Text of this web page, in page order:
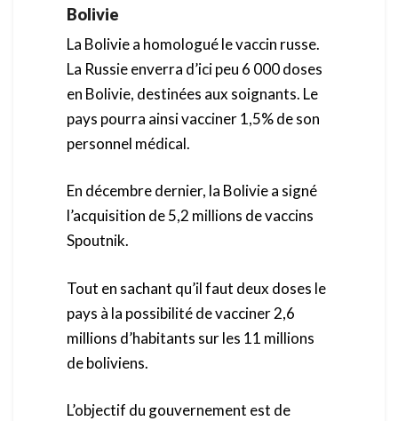
Bolivie
La Bolivie a homologué le vaccin russe.
La Russie enverra d’ici peu 6 000 doses
en Bolivie, destinées aux soignants. Le
pays pourra ainsi vacciner 1,5% de son
personnel médical.
En décembre dernier, la Bolivie a signé
l’acquisition de 5,2 millions de vaccins
Spoutnik.
Tout en sachant qu’il faut deux doses le
pays à la possibilité de vacciner 2,6
millions d’habitants sur les 11 millions
de boliviens.
L’objectif du gouvernement est de